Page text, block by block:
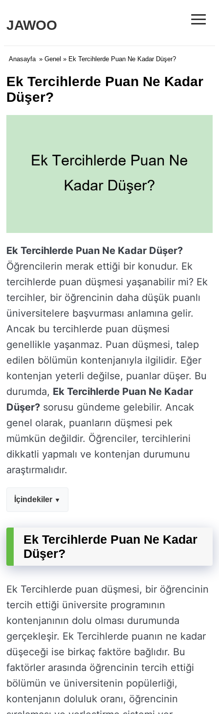
JAWOO ≡
Anasayfa » Genel » Ek Tercihlerde Puan Ne Kadar Düşer?
Ek Tercihlerde Puan Ne Kadar
Düşer?
Ek Tercihlerde Puan Ne Kadar Düşer?
Öğrencilerin merak ettiği bir konudur. Ek
tercihlerde puan düşmesi yaşanabilir mi? Ek
tercihler, bir öğrencinin daha düşük puanlı
üniversitelere başvurması anlamına gelir.
Ancak bu tercihlerde puan düşmesi
genellikle yaşanmaz. Puan düşmesi, talep
edilen bölümün kontenjanıyla ilgilidir. Eğer
kontenjan yeterli değilse, puanlar düşer. Bu
durumda, Ek Tercihlerde Puan Ne Kadar
Düşer? sorusu gündeme gelebilir. Ancak
genel olarak, puanların düşmesi pek
mümkün değildir. Öğrenciler, tercihlerini
dikkatli yapmalı ve kontenjan durumunu
araştırmalıdır.
İçindekiler
Ek Tercihlerde Puan Ne Kadar
Düşer?
Ek Tercihlerde puan düşmesi, bir öğrencinin
tercih ettiği üniversite programının
kontenjanının dolu olması durumunda
gerçekleşir. Ek Tercihlerde puanın ne kadar
düşeceği ise birkaç faktöre bağlıdır. Bu
faktörler arasında öğrencinin tercih ettiği
bölümün ve üniversitenin popülerliği,
kontenjanın doluluk oranı, öğrencinin